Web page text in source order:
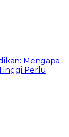
Mengapa
Perlu